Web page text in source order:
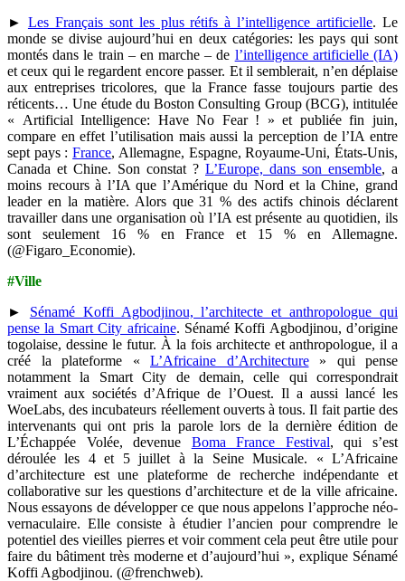
► Les Français sont les plus rétifs à l’intelligence artificielle. Le
monde se divise aujourd’hui en deux catégories: les pays qui sont
montés dans le train – en marche – de l’intelligence artificielle (IA)
et ceux qui le regardent encore passer. Et il semblerait, n’en déplaise
aux entreprises tricolores, que la France fasse toujours partie des
réticents… Une étude du Boston Consulting Group (BCG), intitulée
« Artificial Intelligence: Have No Fear ! » et publiée fin juin,
compare en effet l’utilisation mais aussi la perception de l’IA entre
sept pays :France, Allemagne, Espagne, Royaume-Uni, États-Unis,
Canada et Chine. Son constat ? L’Europe, dans son ensemble, a
moins recours à l’IA que l’Amérique du Nord et la Chine, grand
leader en la matière. Alors que 31 % des actifs chinois déclarent
travailler dans une organisation où l’IA est présente au quotidien, ils
sont seulement 16 % en France et 15 % en Allemagne.
(@Figaro_Economie).
#Ville
► Sénamé Koffi Agbodjinou, l’architecte et anthropologue qui
pense la Smart City africaine. Sénamé Koffi Agbodjinou, d’origine
togolaise, dessine le futur. À la fois architecte et anthropologue, il a
créé la plateforme « L’Africaine d’Architecture» qui pense
notamment la Smart City de demain, celle qui correspondrait
vraiment aux sociétés d’Afrique de l’Ouest. Il a aussi lancé les
WoeLabs, des incubateurs réellement ouverts à tous. Il fait partie des
intervenants qui ont pris la parole lors de la dernière édition de
L’Échappée Volée, devenue Boma France Festival, qui s’est
déroulée les 4 et 5 juillet à la Seine Musicale. « L’Africaine
d’architecture est une plateforme de recherche indépendante et
collaborative sur les questions d’architecture et de la ville africaine.
Nous essayons de développer ce que nous appelons l’approche néo-
vernaculaire. Elle consiste à étudier l’ancien pour comprendre le
potentiel des vieilles pierres et voir comment cela peut être utile pour
faire du bâtiment très moderne et d’aujourd’hui », explique Sénamé
Koffi Agbodjinou. (@frenchweb).